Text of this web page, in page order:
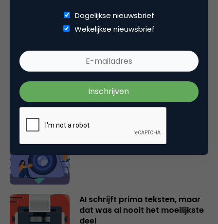
Gerelateerde artikelen
AI: Zorgen we voor vooruitgang
of voor verschraling?
Je huurt een creator in voor het
instinct. Laat het dan ook
AI schrijft prima teksten, maar
dat was al nooit het moeilijkste
deel
Dagelijkse nieuwsbrief
Wekelijkse nieuwsbrief